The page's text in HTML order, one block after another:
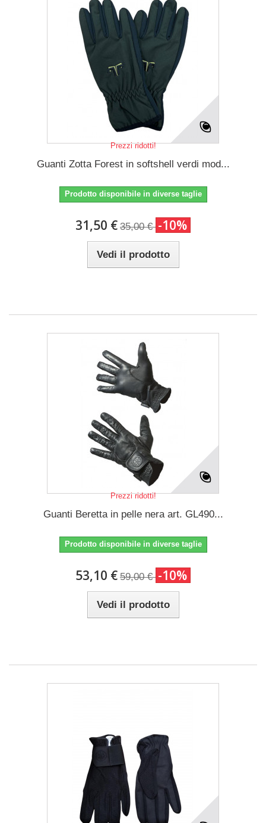
Prezzi ridotti!
Guanti Zotta Forest in softshell verdi mod...
Prodotto disponibile in diverse taglie
31,50 € 35,00 € -10%
Vedi il prodotto
Prezzi ridotti!
Guanti Beretta in pelle nera art. GL490...
Prodotto disponibile in diverse taglie
53,10 € 59,00 € -10%
Vedi il prodotto